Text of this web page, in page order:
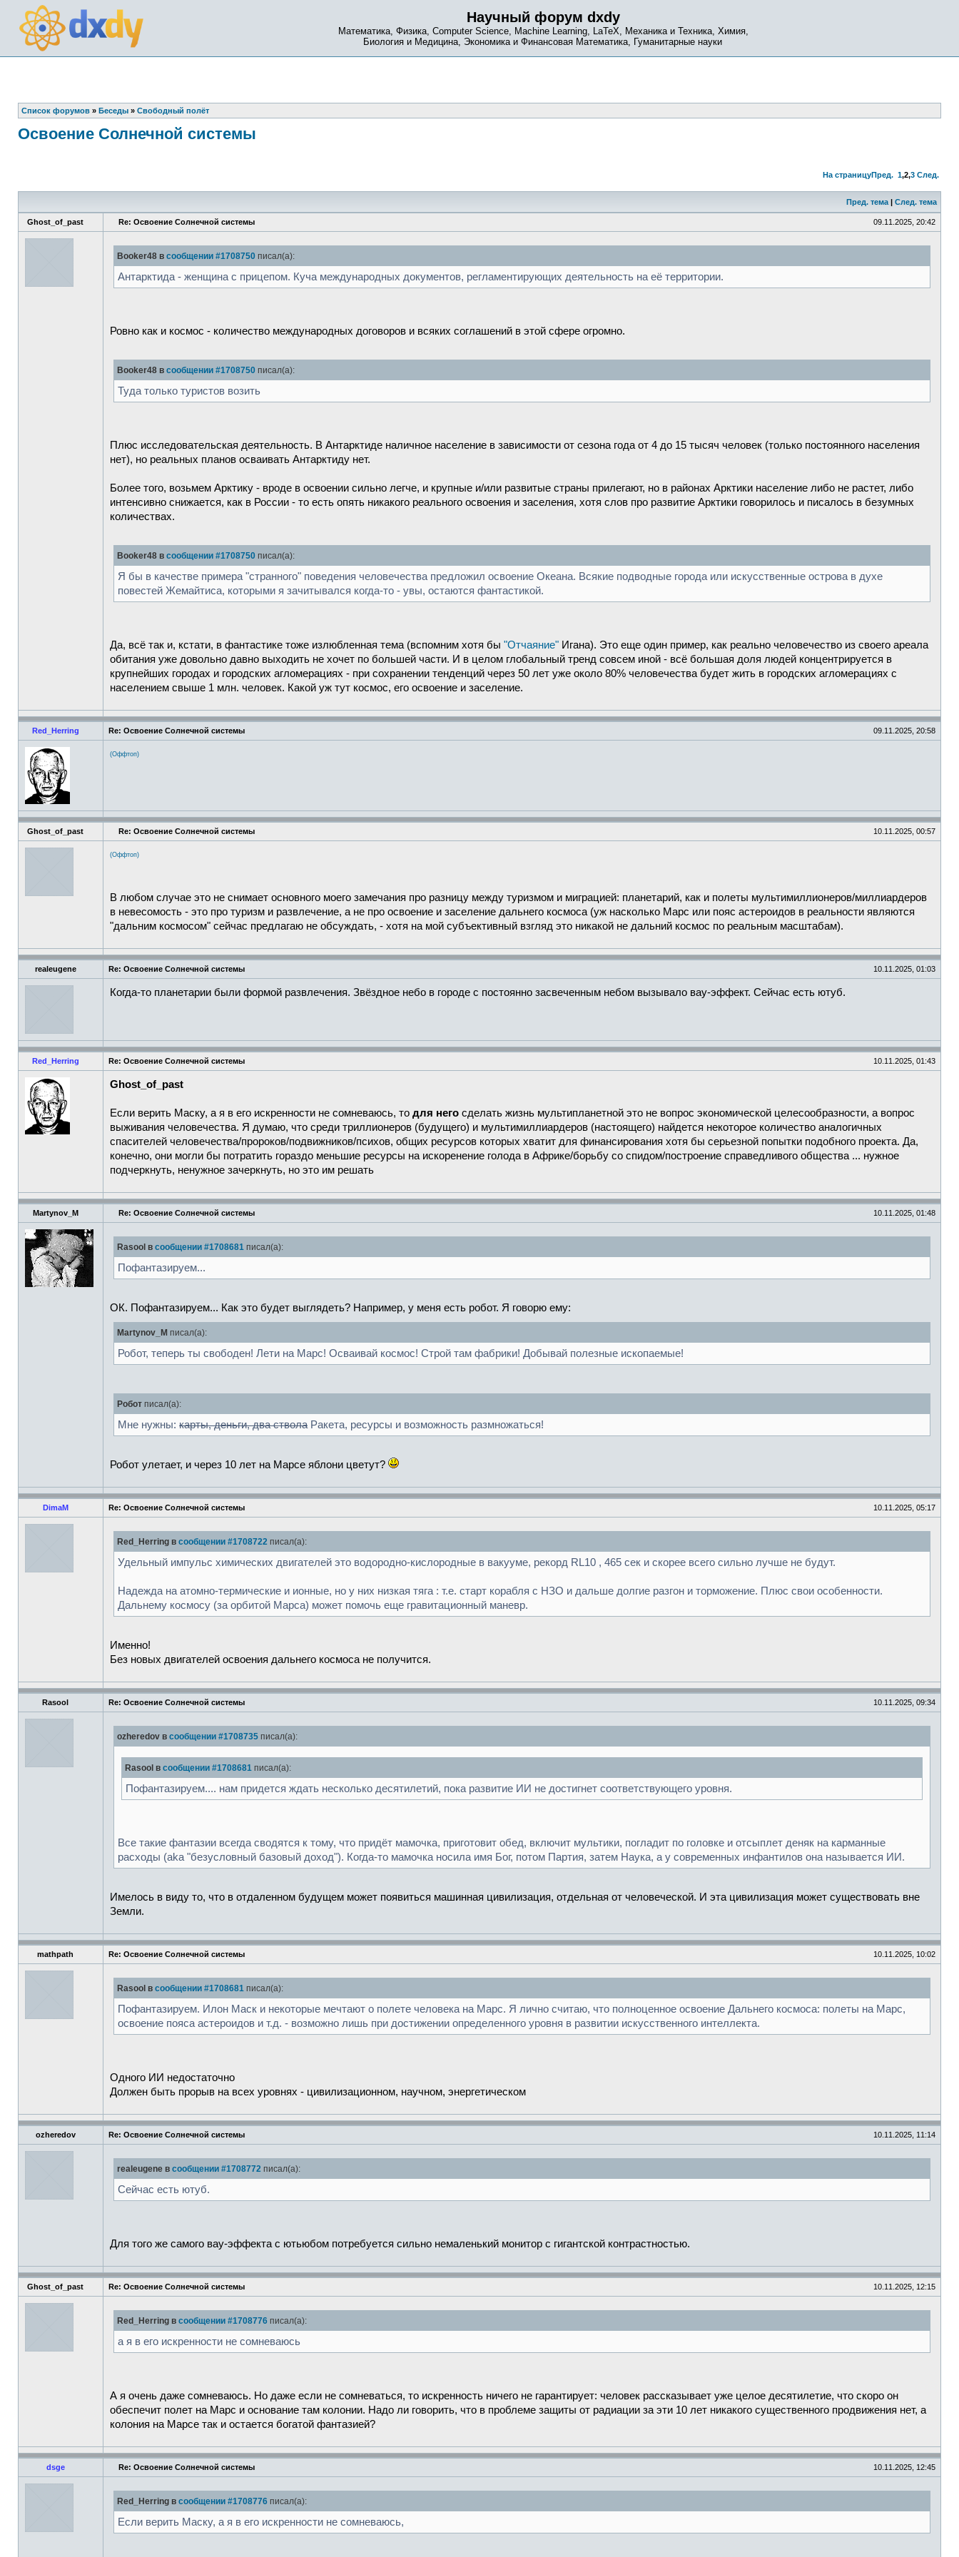
Научный форум dxdy
Математика, Физика, Computer Science, Machine Learning, LaTeX, Механика и Техника, Химия,
Биология и Медицина, Экономика и Финансовая Математика, Гуманитарные науки
Список форумов » Беседы » Свободный полёт
Освоение Солнечной системы
На страницуПред. 1,2,3 След.
Пред. тема | След. тема
Ghost_of_past Re: Освоение Солнечной системы 09.11.2025, 20:42
Booker48 в сообщении #1708750 писал(а):
Антарктида - женщина с прицепом. Куча международных документов, регламентирующих деятельность на её территории.
Ровно как и космос - количество международных договоров и всяких соглашений в этой сфере огромно.
Booker48 в сообщении #1708750 писал(а):
Туда только туристов возить
Плюс исследовательская деятельность. В Антарктиде наличное население в зависимости от сезона года от 4 до 15 тысяч человек (только постоянного населения
нет), но реальных планов осваивать Антарктиду нет.
Более того, возьмем Арктику - вроде в освоении сильно легче, и крупные и/или развитые страны прилегают, но в районах Арктики население либо не растет, либо
интенсивно снижается, как в России - то есть опять никакого реального освоения и заселения, хотя слов про развитие Арктики говорилось и писалось в безумных
количествах.
Booker48 в сообщении #1708750 писал(а):
Я бы в качестве примера "странного" поведения человечества предложил освоение Океана. Всякие подводные города или искусственные острова в духе
повестей Жемайтиса, которыми я зачитывался когда-то - увы, остаются фантастикой.
Да, всё так и, кстати, в фантастике тоже излюбленная тема (вспомним хотя бы "Отчаяние" Игана). Это еще один пример, как реально человечество из своего ареала
обитания уже довольно давно выходить не хочет по большей части. И в целом глобальный тренд совсем иной - всё большая доля людей концентрируется в
крупнейших городах и городских агломерациях - при сохранении тенденций через 50 лет уже около 80% человечества будет жить в городских агломерациях с
населением свыше 1 млн. человек. Какой уж тут космос, его освоение и заселение.
Red_Herring Re: Освоение Солнечной системы 09.11.2025, 20:58
(Оффтоп)
Ghost_of_past Re: Освоение Солнечной системы 10.11.2025, 00:57
(Оффтоп)
В любом случае это не снимает основного моего замечания про разницу между туризмом и миграцией: планетарий, как и полеты мультимиллионеров/миллиардеров
в невесомость - это про туризм и развлечение, а не про освоение и заселение дальнего космоса (уж насколько Марс или пояс астероидов в реальности являются
"дальним космосом" сейчас предлагаю не обсуждать, - хотя на мой субъективный взгляд это никакой не дальний космос по реальным масштабам).
realeugene Re: Освоение Солнечной системы 10.11.2025, 01:03
Когда-то планетарии были формой развлечения. Звёздное небо в городе с постоянно засвеченным небом вызывало вау-эффект. Сейчас есть ютуб.
Red_Herring Re: Освоение Солнечной системы 10.11.2025, 01:43
Ghost_of_past
Если верить Маску, а я в его искренности не сомневаюсь, то для него сделать жизнь мультипланетной это не вопрос экономической целесообразности, а вопрос
выживания человечества. Я думаю, что среди триллионеров (будущего) и мультимиллиардеров (настоящего) найдется некоторое количество аналогичных
спасителей человечества/пророков/подвижников/психов, общих ресурсов которых хватит для финансирования хотя бы серьезной попытки подобного проекта. Да,
конечно, они могли бы потратить гораздо меньшие ресурсы на искоренение голода в Африке/борьбу со спидом/построение справедливого общества ... нужное
подчеркнуть, ненужное зачеркнуть, но это им решать
Martynov_M Re: Освоение Солнечной системы 10.11.2025, 01:48
Rasool в сообщении #1708681 писал(а):
Пофантазируем...
ОК. Пофантазируем... Как это будет выглядеть? Например, у меня есть робот. Я говорю ему:
Martynov_M писал(а):
Робот, теперь ты свободен! Лети на Марс! Осваивай космос! Строй там фабрики! Добывай полезные ископаемые!
Робот писал(а):
Мне нужны: карты, деньги, два ствола Ракета, ресурсы и возможность размножаться!
Робот улетает, и через 10 лет на Марсе яблони цветут?
DimaM Re: Освоение Солнечной системы 10.11.2025, 05:17
Red_Herring в сообщении #1708722 писал(а):
Удельный импульс химических двигателей это водородно-кислородные в вакууме, рекорд RL10 , 465 сек и скорее всего сильно лучше не будут.
Надежда на атомно-термические и ионные, но у них низкая тяга : т.е. старт корабля с НЗО и дальше долгие разгон и торможение. Плюс свои особенности.
Дальнему космосу (за орбитой Марса) может помочь еще гравитационный маневр.
Именно!
Без новых двигателей освоения дальнего космоса не получится.
Rasool Re: Освоение Солнечной системы 10.11.2025, 09:34
ozheredov в сообщении #1708735 писал(а):
Rasool в сообщении #1708681 писал(а):
Пофантазируем.... нам придется ждать несколько десятилетий, пока развитие ИИ не достигнет соответствующего уровня.
Все такие фантазии всегда сводятся к тому, что придёт мамочка, приготовит обед, включит мультики, погладит по головке и отсыплет деняк на карманные
расходы (aka "безусловный базовый доход"). Когда-то мамочка носила имя Бог, потом Партия, затем Наука, а у современных инфантилов она называется ИИ.
Имелось в виду то, что в отдаленном будущем может появиться машинная цивилизация, отдельная от человеческой. И эта цивилизация может существовать вне
Земли.
mathpath Re: Освоение Солнечной системы 10.11.2025, 10:02
Rasool в сообщении #1708681 писал(а):
Пофантазируем. Илон Маск и некоторые мечтают о полете человека на Марс. Я лично считаю, что полноценное освоение Дальнего космоса: полеты на Марс,
освоение пояса астероидов и т.д. - возможно лишь при достижении определенного уровня в развитии искусственного интеллекта.
Одного ИИ недостаточно
Должен быть прорыв на всех уровнях - цивилизационном, научном, энергетическом
ozheredov Re: Освоение Солнечной системы 10.11.2025, 11:14
realeugene в сообщении #1708772 писал(а):
Сейчас есть ютуб.
Для того же самого вау-эффекта с ютьюбом потребуется сильно немаленький монитор с гигантской контрастностью.
Ghost_of_past Re: Освоение Солнечной системы 10.11.2025, 12:15
Red_Herring в сообщении #1708776 писал(а):
а я в его искренности не сомневаюсь
А я очень даже сомневаюсь. Но даже если не сомневаться, то искренность ничего не гарантирует: человек рассказывает уже целое десятилетие, что скоро он
обеспечит полет на Марс и основание там колонии. Надо ли говорить, что в проблеме защиты от радиации за эти 10 лет никакого существенного продвижения нет, а
колония на Марсе так и остается богатой фантазией?
dsge Re: Освоение Солнечной системы 10.11.2025, 12:45
Red_Herring в сообщении #1708776 писал(а):
Если верить Маску, а я в его искренности не сомневаюсь,